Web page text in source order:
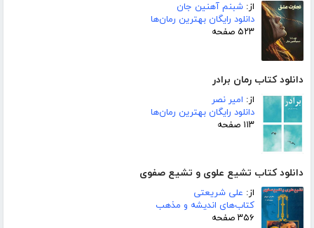
از: شبنم آهنین جان
دانلود رایگان بهترین رمان‌ها
۵۲۳ صفحه
دانلود کتاب رمان برادر
از: امیر نصر
دانلود رایگان بهترین رمان‌ها
۱۱۳ صفحه
دانلود کتاب تشیع علوی و تشیع صفوی
از: علی شریعتی
کتاب‌های اندیشه و مذهب
۳۵۶ صفحه